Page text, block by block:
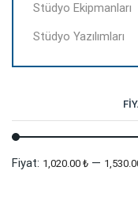
Stüdyo Ekipmanları
Stüdyo Yazılımları
Fiyat: 1,020.00 ₺ —